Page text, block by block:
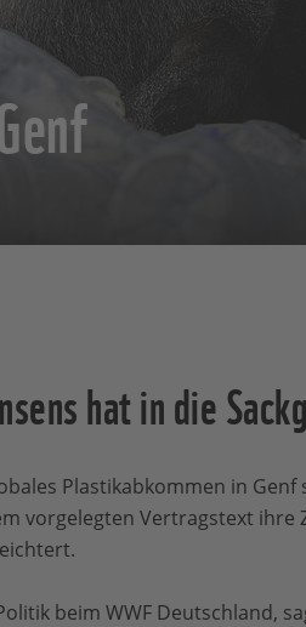
hat in die
Plastikabkommen in Genf
vorgelegten Vertragstext ihre
beim WWF Deutschland,